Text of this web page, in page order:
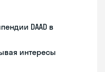
DAAD в
интересы